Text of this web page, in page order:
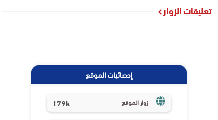
تعليقات الزوار
إحصائيات الموقع
زوار الموقع 179k